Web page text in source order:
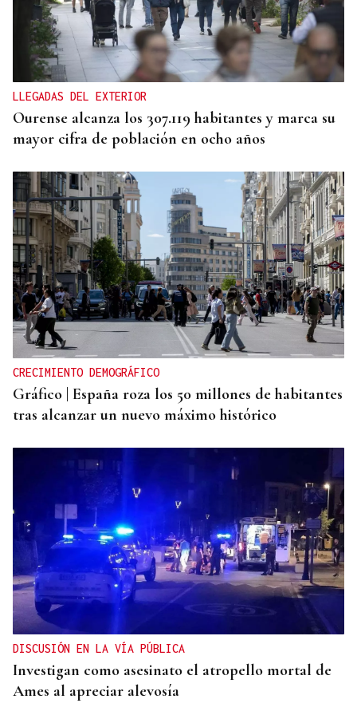
CONCIERTO EN PARÍS
La música de Vigo conquista París con una misa
solemne y dos memorables conciertos
LLEGADAS DEL EXTERIOR
Ourense alcanza los 307.119 habitantes y marca su
mayor cifra de población en ocho años
CRECIMIENTO DEMOGRÁFICO
Gráfico | España roza los 50 millones de habitantes
tras alcanzar un nuevo máximo histórico
DISCUSIÓN EN LA VÍA PÚBLICA
Investigan como asesinato el atropello mortal de
Ames al apreciar alevosía